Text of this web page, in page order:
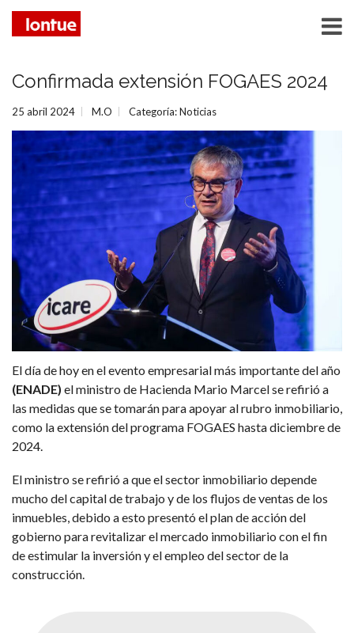
Confirmada extensión FOGAES 2024
25 abril 2024 M.O Categoría:Noticias
El día de hoy en el evento empresarial más importante del año
(ENADE) el ministro de Hacienda Mario Marcel se refirió a
las medidas que se tomarán para apoyar al rubro inmobiliario,
como la extensión del programa FOGAES hasta diciembre de
2024.
El ministro se refirió a que el sector inmobiliario depende
mucho del capital de trabajo y de los flujos de ventas de los
inmuebles, debido a esto presentó el plan de acción del
gobierno para revitalizar el mercado inmobiliario con el fin
de estimular la inversión y el empleo del sector de la
construcción.